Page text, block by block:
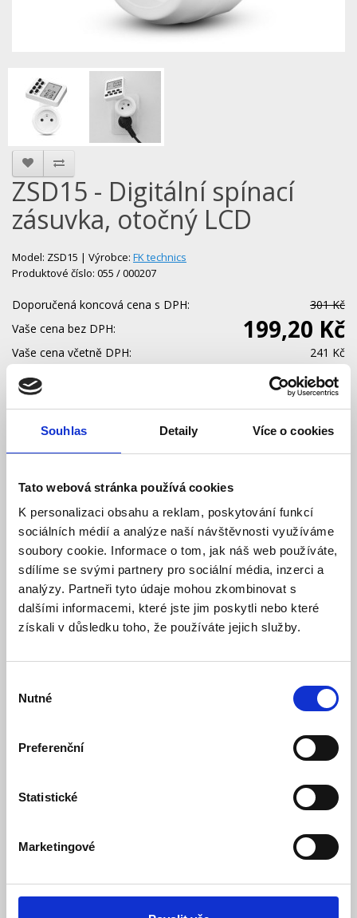
Souhlas Detaily Více o cookies
Tato webová stránka používá cookies
K personalizaci obsahu a reklam, poskytování funkcí
sociálních médií a analýze naší návštěvnosti využíváme
soubory cookie. Informace o tom, jak náš web používáte,
sdílíme se svými partnery pro sociální média, inzerci a
analýzy. Partneři tyto údaje mohou zkombinovat s
dalšími informacemi, které jste jim poskytli nebo které
získali v důsledku toho, že používáte jejich služby.
souhlasu
Nutné
Preferenční
Statistické
Marketingové
ZSD15 - Digitální spínací
zásuvka, otočný LCD
Model: ZSD15 | Výrobce: FK technics
Produktové číslo: 055 / 000207
Doporučená koncová cena s DPH:
301 Kč
Vaše cena bez DPH:
199,20 Kč
Vaše cena včetně DPH:
241 Kč
Dostupnost:
Skladem
Množství
Do košíku
Popis
Specifikace
Ke stažení (1)
programu spínat např. oběhové čerpadlo, zavlažování
umožňují celkem 16 nastavitelných časových programů,
16 nastavitelných časových programů
10 kombinací dnů nebo bloků dnů. Touto funkcí lze
Ne, Po–Pá a podobně.
Možnost manuálního nebo automatického ovládání.